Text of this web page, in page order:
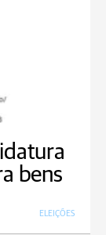
bens
ELEIÇÕES